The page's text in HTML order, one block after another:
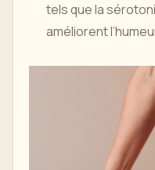
tels que la
améliorent